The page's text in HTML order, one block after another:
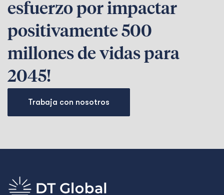
esfuerzo por impactar
positivamente 500
millones de vidas para
2045!
Trabaja con nosotros